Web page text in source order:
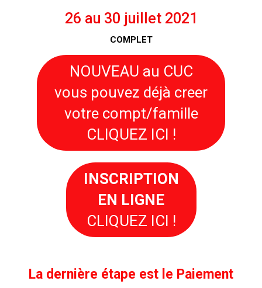
26 au 30 juillet 2021
COMPLET
NOUVEAU au CUC
vous pouvez déjà creer
votre compt/famille
CLIQUEZ ICI !
INSCRIPTION
EN LIGNE
CLIQUEZ ICI !
La dernière étape est le Paiement